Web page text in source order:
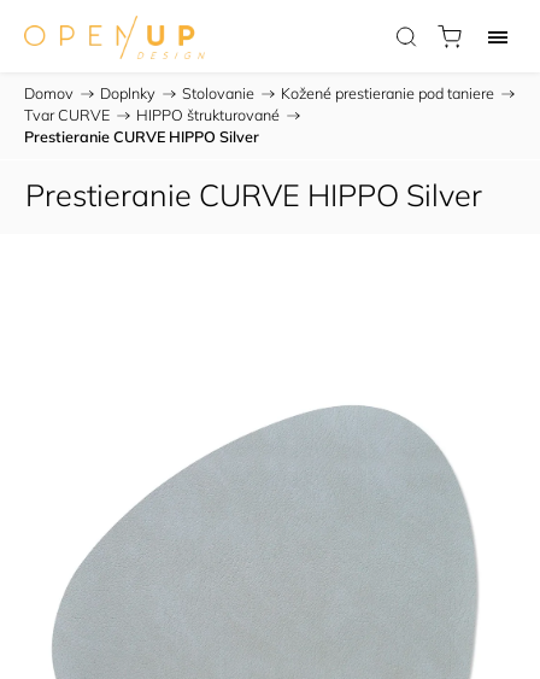
Domov / Doplnky / Stolovanie / Kožené prestieranie pod taniere /
Tvar CURVE / HIPPO štrukturované /
Prestieranie CURVE HIPPO Silver
Prestieranie CURVE HIPPO Silver